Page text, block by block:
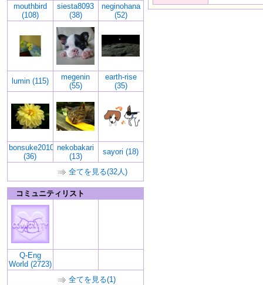
mouthbird
(108)
siesta8093
(38)
neginohana
(52)
lumin (115)
megenin
(55)
earth-rise
(35)
bonsuke2010
(36)
nekobakari
(13)
sayori (18)
全てを見る(32人)
コミュニティリスト
Q-Eng
World (2723)
全てを見る(1)